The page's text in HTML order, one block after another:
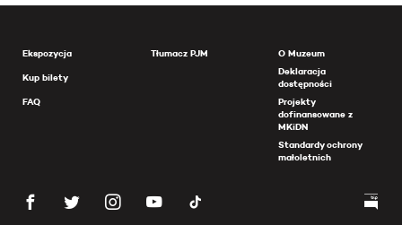
Ekspozycja
Kup bilety
FAQ
Tłumacz PJM
O Muzeum
Deklaracja
dostępności
Projekty
dofinansowane z
MKiDN
Standardy ochrony
małoletnich